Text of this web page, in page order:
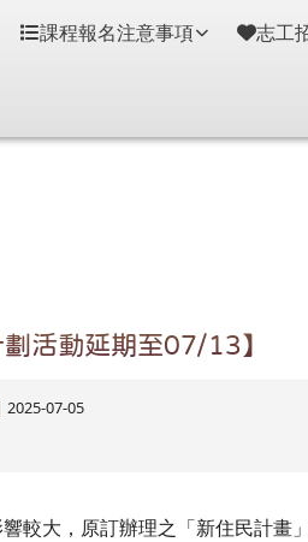
課程報名注意事項 志工
活動延期至07/13】
| 2025-07-05
較大，原訂辦理之「新住民計畫